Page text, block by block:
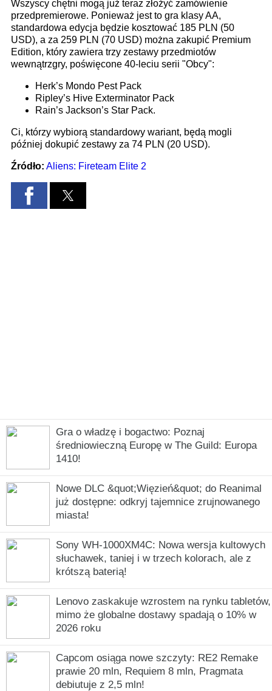
Gra o władzę i bogactwo: Poznaj
średniowieczną Europę w The Guild: Europa
1410!
Nowe DLC &quot;Więzień&quot; do Reanimal
już dostępne: odkryj tajemnice zrujnowanego
miasta!
Sony WH-1000XM4C: Nowa wersja kultowych
słuchawek, taniej i w trzech kolorach, ale z
krótszą baterią!
Lenovo zaskakuje wzrostem na rynku tabletów,
mimo że globalne dostawy spadają o 10% w
2026 roku
Capcom osiąga nowe szczyty: RE2 Remake
prawie 20 mln, Requiem 8 mln, Pragmata
debiutuje z 2,5 mln!